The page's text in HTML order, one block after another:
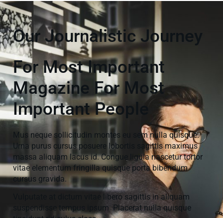
Our Journalistic Journey
For Most Important
Magazine For Most
Important People
Mus neque sollicitudin montes eu sem nulla quisque.
Urna purus cursus posuere lobortis sagittis maximus
massa aliquam lacus id. Congue ligula nascetur tortor
vitae elementum fringilla quisque porta bibendum
cursus gravida.
Vulputate at dictum vitae libero sagittis in aliquam
suspendisse tempus ipsum. Placerat nulla quisque